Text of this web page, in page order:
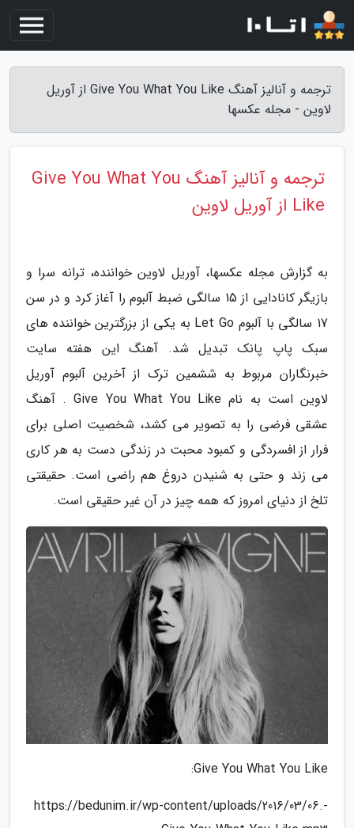
ترجمه و آنالیز آهنگ Give You What You Like از آوریل
لاوین - مجله عکسها
ترجمه و آنالیز آهنگ Give You What You
Like از آوریل لاوین
به گزارش مجله عکسها، آوریل لاوین خواننده، ترانه سرا و
بازیگر کانادایی از 15 سالگی ضبط آلبوم را آغاز کرد و در سن
17 سالگی با آلبوم Let Go به یکی از بزرگترین خواننده های
سبک پاپ پانک تبدیل شد. آهنگ این هفته سایت
خبرنگاران مربوط به ششمین ترک از آخرین آلبوم آوریل
لاوین است به نام Give You What You Like . آهنگ
عشقی فرضی را به تصویر می کشد، شخصیت اصلی برای
فرار از افسردگی و کمبود محبت در زندگی دست به هر کاری
می زند و حتی به شنیدن دروغ هم راضی است. حقیقتی
تلخ از دنیای امروز که همه چیز در آن غیر حقیقی است.
Give You What You Like:
https://bedunim.ir/wp-content/uploads/2016/03/06.-